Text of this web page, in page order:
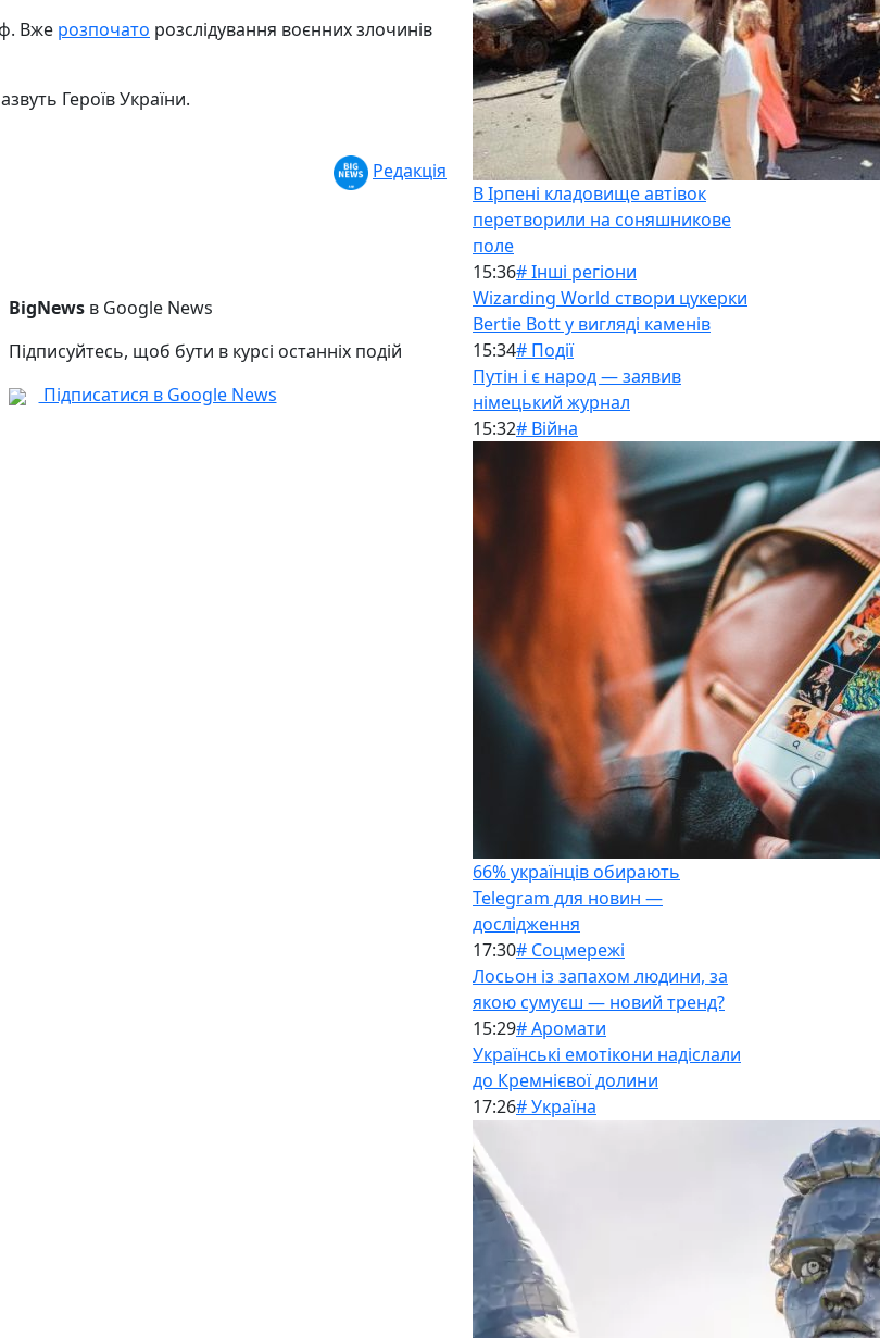
Вже розпочато розслідування воєнних злочинів
Героїв України.
Редакція
BigNewsв Google News
Підписуйтесь, щоб бути в курсі останніх подій
Підписатися в Google News
В Ірпені кладовище автівок
перетворили на соняшникове
поле
15:36# Інші регіони
Wizarding World створи цукерки
Bertie Bott у вигляді каменів
15:34# Події
Путін і є народ — заявив
німецький журнал
15:32# Війна
66% українців обирають
Telegram для новин —
дослідження
17:30# Соцмережі
Лосьон із запахом людини, за
якою сумуєш — новий тренд?
15:29# Аромати
Українські емотікони надіслали
до Кремнієвої долини
17:26# Україна